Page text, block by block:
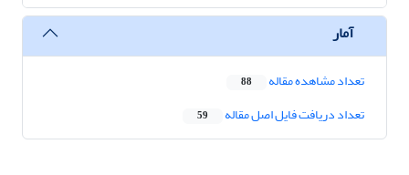
آمار
تعداد مشاهده مقاله 88
تعداد دریافت فایل اصل مقاله 59